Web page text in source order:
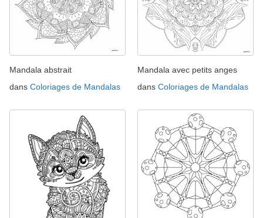
Mandala abstrait
dans Coloriages de Mandalas
Mandala avec petits anges
dans Coloriages de Mandalas